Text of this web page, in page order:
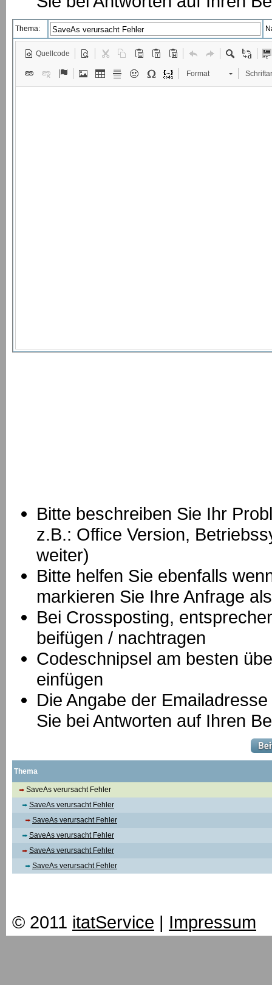
Thema:
Quellcode
Format
Bitte beschreiben Sie Ihr
z.B.: Office Version,
weiter)
Bitte helfen Sie ebenfalls
markieren Sie Ihre Anfrage
Bei Crossposting,
beifügen / nachtragen
Codeschnipsel am besten
einfügen
Die Angabe der
Sie bei Antworten auf Ihren
Thema
SaveAs verursacht Fehler
SaveAs verursacht Fehler
SaveAs verursacht Fehler
SaveAs verursacht Fehler
SaveAs verursacht Fehler
SaveAs verursacht Fehler
© 2011 itatService | Impressum